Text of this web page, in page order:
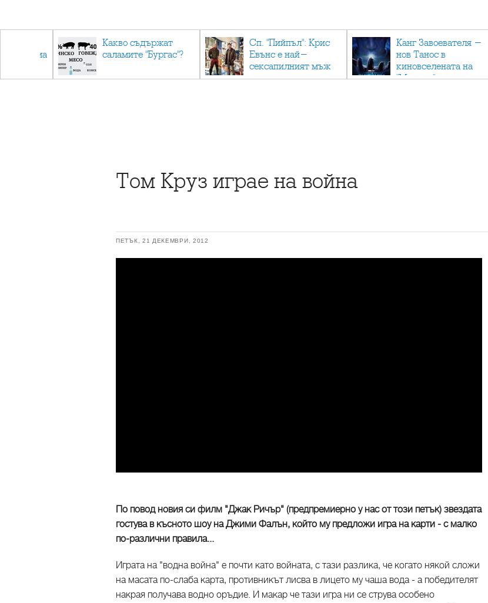
форма
Какво съдържат
саламите "Бургас"?
Сп. "Пийпъл": Крис
Евънс е най-
сексапилният мъж
Канг Завоевателя -
нов Танос в
киновселената на
"Марвъл"
Том Круз играе на война
ПЕТЪК, 21 ДЕКЕМВРИ, 2012
По повод новия си филм "Джак Ричър" (предпремиерно у нас от този петък) звездата
гостува в късното шоу на Джими Фалън, който му предложи игра на карти - с малко
по-различни правила...
Играта на "водна война" е почти като войната, с тази разлика, че когато някой сложи
на масата по-слаба карта, противникът лисва в лицето му чаша вода - а победителят
накрая получава водно оръдие. И макар че тази игра ни се струва особено